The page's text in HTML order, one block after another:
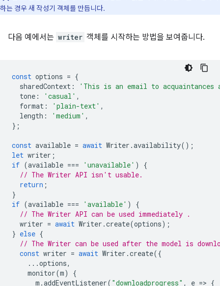
하는 경우 새 작성기 객체를 만듭니다.
다음 예에서는 writer 객체를 시작하는 방법을 보여줍니다.
const options = {
sharedContext :
'This is an email to acquaintances
tone : 'casual' ,
format : 'plain-text' ,
length : 'medium' ,
};
const available = await Writer .availability();
let writer ;
if (available === 'unavailable' )
{
// The Writer API isn't usable.
return ;
}
if (available === 'available' )
{
// The Writer API can be used immediately .
writer = await Writer .create(options);
} else {
// The Writer can be used after the model is
const writer = await Writer .create({
...options,
monitor(m)
{
m .addEventListener( "downloadprogress" , e => {